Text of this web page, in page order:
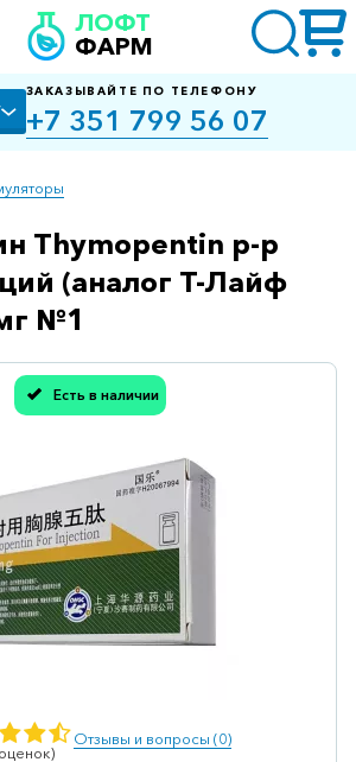
ЛОФТ
ФАРМ
ЗАКАЗЫВАЙТЕ ПО ТЕЛЕФОНУ
+7 351 799 56 07
Thymopentin р-р
(аналог Т-Лайф
№1
Есть в наличии
Отзывы и вопросы (0)
мы учли Вашу оценку!